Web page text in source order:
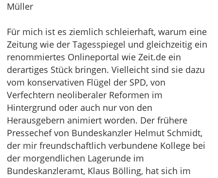
Müller
Für mich ist es ziemlich schleierhaft, warum eine
Zeitung wie der Tagesspiegel und gleichzeitig ein
renommiertes Onlineportal wie Zeit.de ein
derartiges Stück bringen. Vielleicht sind sie dazu
vom konservativen Flügel der SPD, von
Verfechtern neoliberaler Reformen im
Hintergrund oder auch nur von den
Herausgebern animiert worden. Der frühere
Pressechef von Bundeskanzler Helmut Schmidt,
der mir freundschaftlich verbundene Kollege bei
der morgendlichen Lagerunde im
Bundeskanzleramt, Klaus Bölling, hat sich im